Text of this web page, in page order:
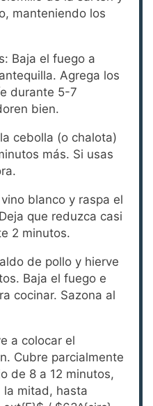
manteniendo los
Baja el fuego a
Agrega los
durante 5-7
bien.
cebolla (o chalota)
más. Si usas
blanco y raspa el
que reduzca casi
2 minutos.
de pollo y hierve
Baja el fuego e
cocinar. Sazona al
a colocar el
Cubre parcialmente
de 8 a 12 minutos,
la mitad, hasta